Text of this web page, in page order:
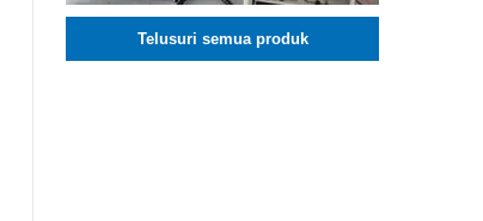
Telusuri semua produk